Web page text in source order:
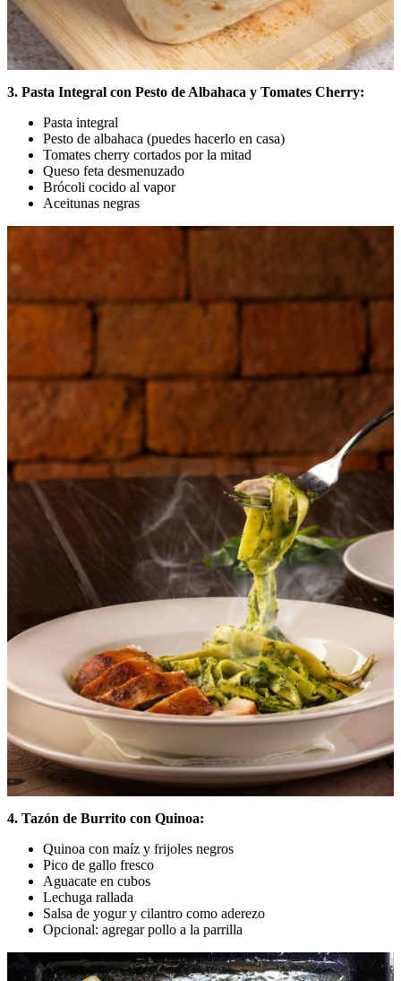
3. Pasta Integral con Pesto de Albahaca y Tomates Cherry:
Pasta integral
Pesto de albahaca (puedes hacerlo en casa)
Tomates cherry cortados por la mitad
Queso feta desmenuzado
Brócoli cocido al vapor
Aceitunas negras
4. Tazón de Burrito con Quinoa:
Quinoa con maíz y frijoles negros
Pico de gallo fresco
Aguacate en cubos
Lechuga rallada
Salsa de yogur y cilantro como aderezo
Opcional: agregar pollo a la parrilla